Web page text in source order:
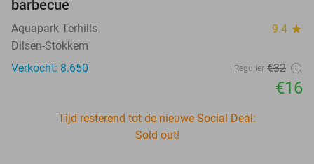
barbecue
Aquapark Terhills 9.4 star
Dilsen-Stokkem
Verkocht: 8.650
Regulier €32
€16
Tijd resterend tot de nieuwe Social Deal:
Sold out!